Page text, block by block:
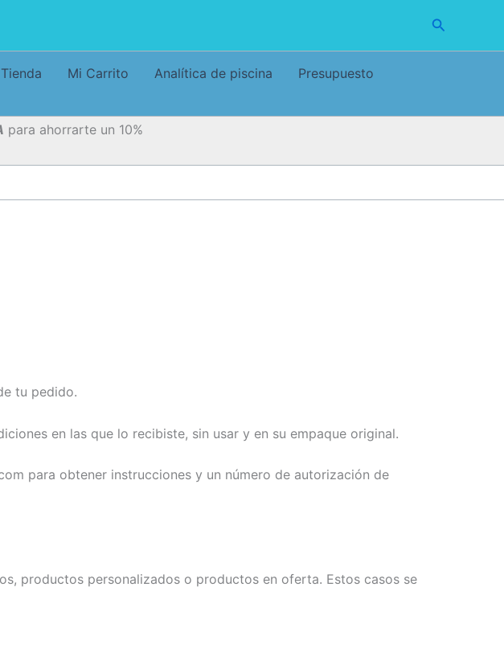
Buscar
Tienda Mi Carrito Analítica de piscina
Presupuesto
para ahorrarte un 10%
tu pedido.
en las que lo recibiste, sin usar y en su empaque original.
para obtener instrucciones y un número de autorización de
productos personalizados o productos en oferta. Estos casos se